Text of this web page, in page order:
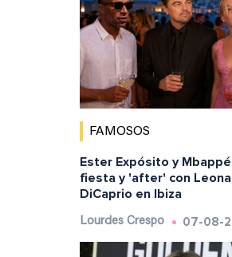
FAMOSOS
Ester Expósito y
fiesta y 'after' con
DiCaprio en Ibiza
Lourdes Crespo 07-08-